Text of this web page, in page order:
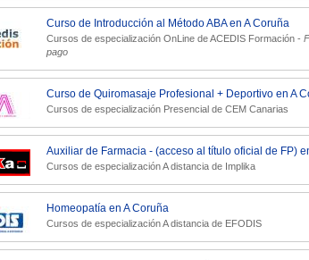
Curso de Introducción al Método ABA en A Coruña
Cursos de especialización OnLine deACEDIS Formación -
pago
Curso de Quiromasaje Profesional + Deportivo en A
Cursos de especialización Presencial de CEM Canarias
Auxiliar de Farmacia - (acceso al título oficial de FP)
Cursos de especialización A distancia de Implika
Homeopatía en A Coruña
Cursos de especialización A distancia de EFODIS